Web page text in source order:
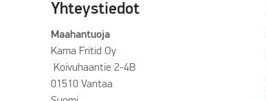
Yhteystiedot
Maahantuoja
Kama Fritid Oy
Koivuhaantie 2-4B
01510 Vantaa